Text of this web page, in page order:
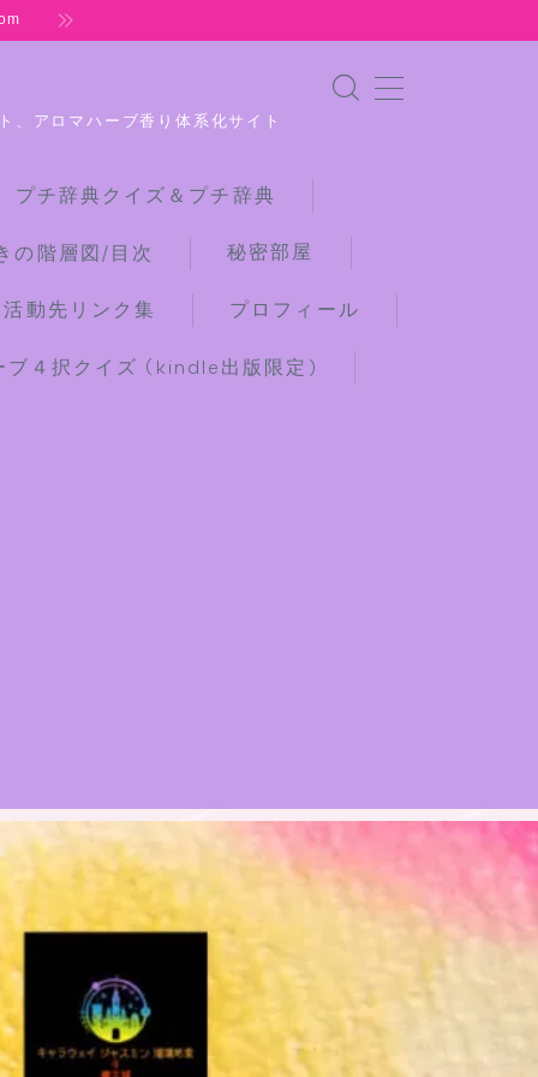
、アロマハーブ香り体系化サイト
チ辞典クイズ＆プチ辞典
の階層図/目次 秘密部屋
動先リンク集 プロフィール
４択クイズ (kindle出版限定)